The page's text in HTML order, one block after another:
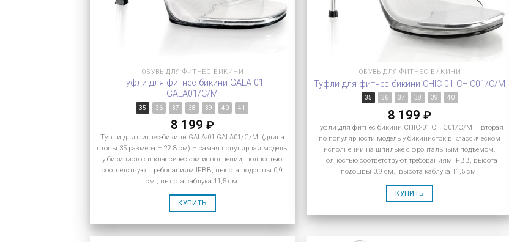
ОБУВЬ ДЛЯ ФИТНЕС-БИКИНИ
Туфли для фитнес бикини GALA-01
GALA01/C/M
35 36 37 38 39 40 41
8 199 ₽
Туфли для фитнес-бикини GALA-01 GALA01/C/M (длина
стопы 35 размера – 22.8 см) – самая популярная модель
у бикинисток в классическом исполнении, полностью
соответствуют требованиям IFBB, высота подошвы 0,9
см., высота каблука 11,5 см.
КУПИТЬ
ОБУВЬ ДЛЯ ФИТНЕС-БИКИНИ
Туфли для фитнес бикини CHIC-01 CHIC01/C/M
35 36 37 38 39 40
8 199 ₽
Туфли для фитнес бикини CHIC-01 CHIC01/C/M – вторая
по популярности модель у бикинисток в классическом
исполнении на шпильке с фронтальным подъемом.
Полностью соответствуют требованиям IFBB, высота
подошвы 0,9 см., высота каблука 11,5 см.
КУПИТЬ